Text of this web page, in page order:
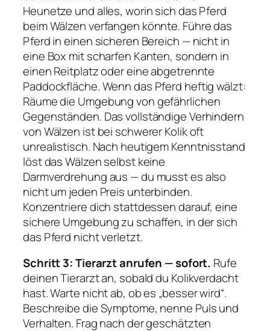
Heunetze und alles, worin sich das Pferd
beim Wälzen verfangen könnte. Führe das
Pferd in einen sicheren Bereich — nicht in
eine Box mit scharfen Kanten, sondern in
einen Reitplatz oder eine abgetrennte
Paddockfläche. Wenn das Pferd heftig wälzt:
Räume die Umgebung von gefährlichen
Gegenständen. Das vollständige Verhindern
von Wälzen ist bei schwerer Kolik oft
unrealistisch. Nach heutigem Kenntnisstand
löst das Wälzen selbst keine
Darmverdrehung aus — du musst es also
nicht um jeden Preis unterbinden.
Konzentriere dich stattdessen darauf, eine
sichere Umgebung zu schaffen, in der sich
das Pferd nicht verletzt.
Schritt 3: Tierarzt anrufen — sofort. Rufe
deinen Tierarzt an, sobald du Kolikverdacht
hast. Warte nicht ab, ob es „besser wird“.
Beschreibe die Symptome, nenne Puls und
Verhalten. Frag nach der geschätzten